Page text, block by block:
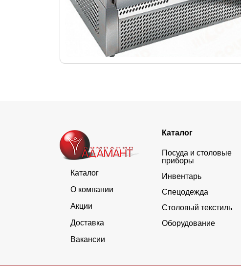
Каталог
О компании
Акции
Доставка
Вакансии
Каталог
Посуда и столовые
приборы
Инвентарь
Спецодежда
Столовый текстиль
Оборудование